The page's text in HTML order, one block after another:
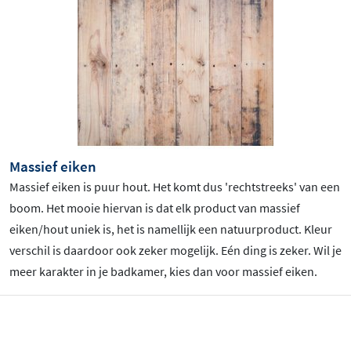
Massief eiken
Massief eiken is puur hout. Het komt dus 'rechtstreeks' van een
boom. Het mooie hiervan is dat elk product van massief
eiken/hout uniek is, het is namellijk een natuurproduct. Kleur
verschil is daardoor ook zeker mogelijk. Eén ding is zeker. Wil je
meer karakter in je badkamer, kies dan voor massief eiken.